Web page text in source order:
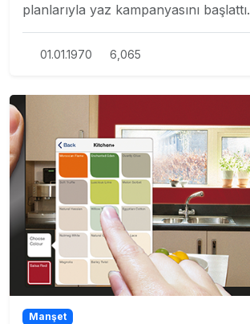
planlarıyla yaz kampanyasını başlattı.
01.01.1970 6,065
Manşet